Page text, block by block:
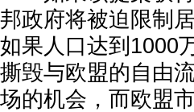
邦政府将被迫限制
如果人口达到1000
撕毁与欧盟的自由
场的机会，而欧盟